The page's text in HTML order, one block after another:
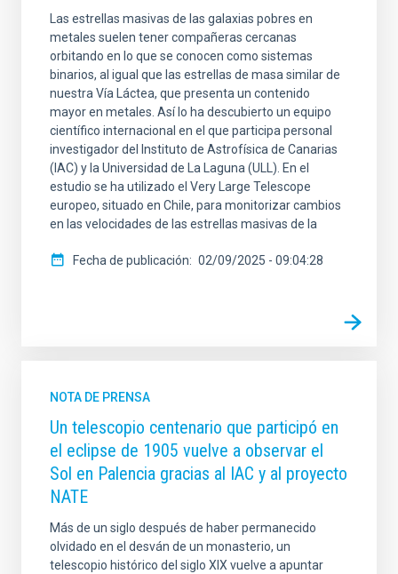
Las estrellas masivas de las galaxias pobres en
metales suelen tener compañeras cercanas
orbitando en lo que se conocen como sistemas
binarios, al igual que las estrellas de masa similar de
nuestra Vía Láctea, que presenta un contenido
mayor en metales. Así lo ha descubierto un equipo
científico internacional en el que participa personal
investigador del Instituto de Astrofísica de Canarias
(IAC) y la Universidad de La Laguna (ULL). En el
estudio se ha utilizado el Very Large Telescope
europeo, situado en Chile, para monitorizar cambios
en las velocidades de las estrellas masivas de la
Fecha de publicación 02/09/2025 - 09:04:28
NOTA DE PRENSA
Un telescopio centenario que participó en
el eclipse de 1905 vuelve a observar el
Sol en Palencia gracias al IAC y al proyecto
NATE
Más de un siglo después de haber permanecido
olvidado en el desván de un monasterio, un
telescopio histórico del siglo XIX vuelve a apuntar